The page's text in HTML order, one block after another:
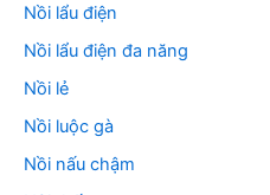
Nồi lẩu điện
Nồi lẩu điện đa năng
Nồi lẻ
Nồi luộc gà
Nồi nấu chậm